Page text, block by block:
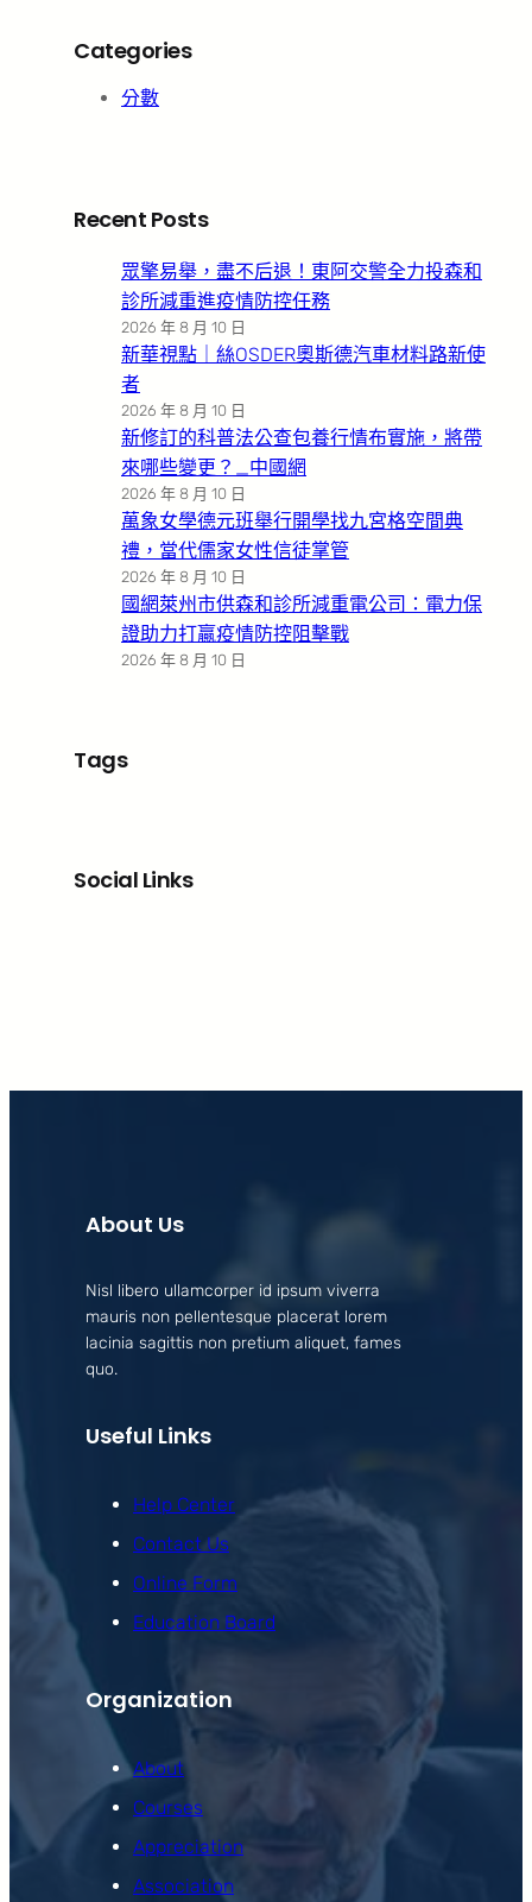
Categories
分數
Recent Posts
眾擎易舉，盡不后退！東阿交警全力投森和
診所減重進疫情防控任務
2026 年 8 月 10 日
新華視點｜絲OSDER奧斯德汽車材料路新使
者
2026 年 8 月 10 日
新修訂的科普法公查包養行情布實施，將帶
來哪些變更？_中國網
2026 年 8 月 10 日
萬象女學德元班舉行開學找九宮格空間典
禮，當代儒家女性信徒掌管
2026 年 8 月 10 日
國網萊州市供森和診所減重電公司：電力保
證助力打贏疫情防控阻擊戰
2026 年 8 月 10 日
Tags
Social Links
About Us
Nisl libero ullamcorper id ipsum viverra
mauris non pellentesque placerat lorem
lacinia sagittis non pretium aliquet, fames
quo.
Useful Links
Help Center
Contact Us
Online Form
Education Board
Organization
About
Courses
Appreciation
Association